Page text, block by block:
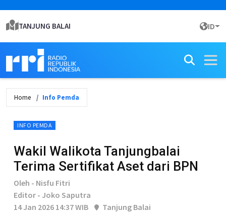
TANJUNG BALAI ID
Home Info Pemda
INFO PEMDA
Wakil Walikota Tanjungbalai
Terima Sertifikat Aset dari BPN
Oleh - Nisfu Fitri
Editor - Joko Saputra
14 Jan 2026 14:37 WIB
Tanjung Balai